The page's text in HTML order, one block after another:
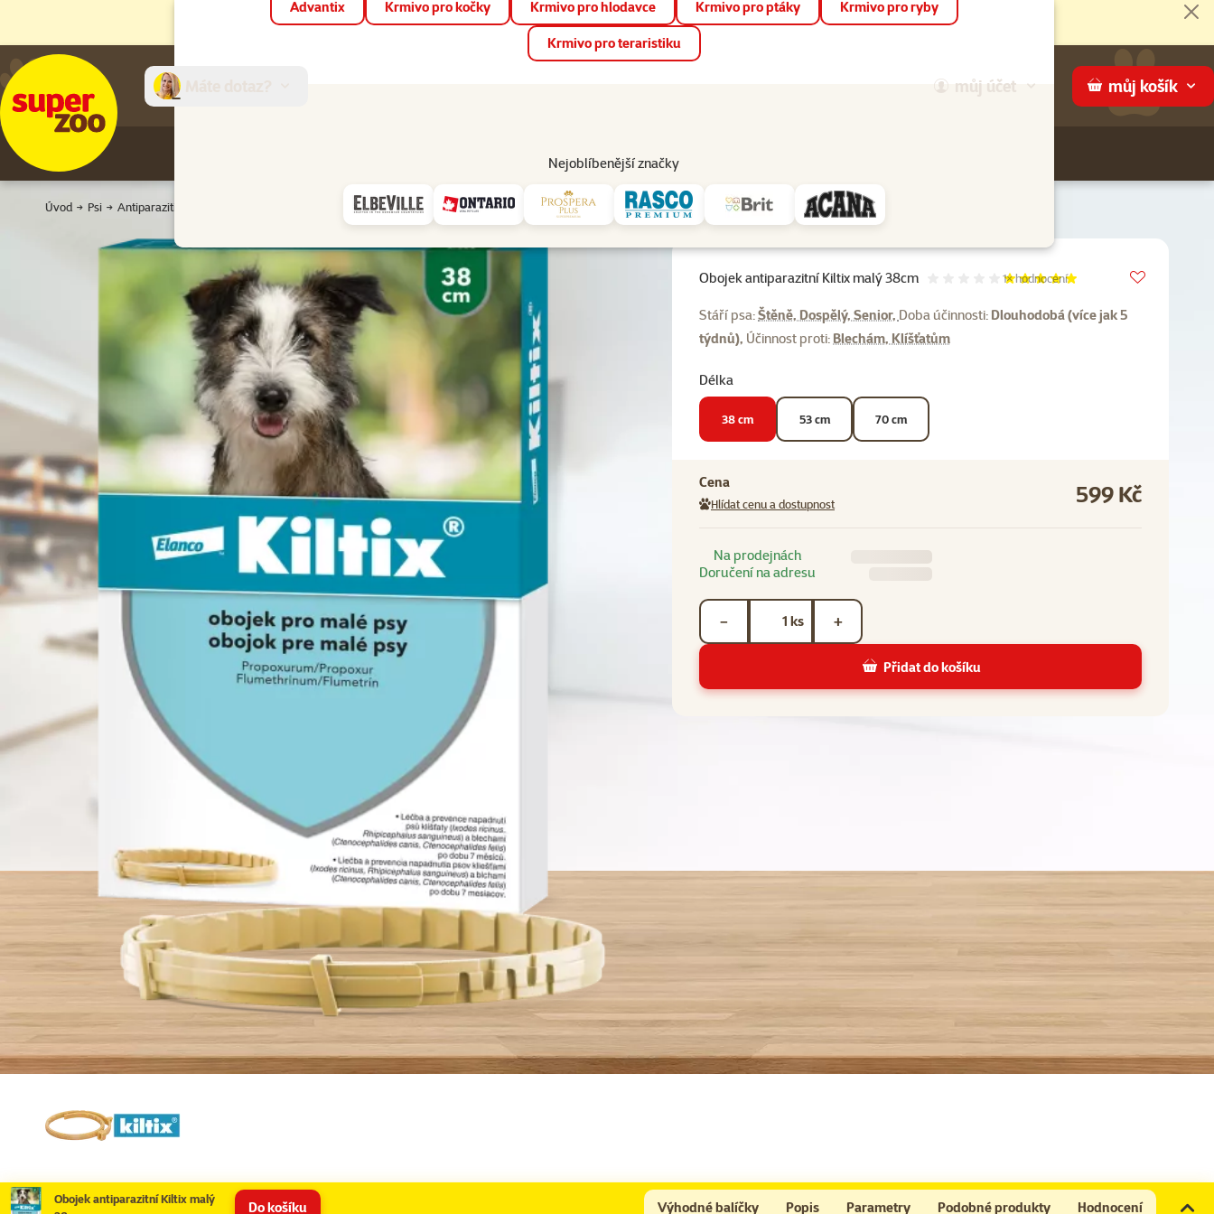
📱 Stáhněte si novou aplikaci Super zoo.Více informací
můj účet můj košík
Advantix Krmivo pro kočky Krmivo pro hlodavce Krmivo pro ptáky Krmivo pro ryby
Krmivo pro teraristiku
Nejoblíbenější značky
Prodejny Služby
Úvod Psi Antiparazitika Obojek antiparazitní Kiltix malý 38cm
Obojek antiparazitní Kiltix malý 38cm Hodnocení 100%, počet hodnocení:
1×hodnocení
Stáří psa:Štěně, Dospělý, Senior, Doba účinnosti: Dlouhodobá (více jak 5
týdnů), Účinnost proti: Blechám, Klíšťatům
Délka
38 cm 53 cm 70 cm
Cena
Hlídat cenu a dostupnost 599 Kč
Na prodejnách
Doručení na adresu
ks
− +
Přidat do košíku
Obojek antiparazitní Kiltix malý
Do košíku Výhodné balíčky Popis Parametry Podobné produkty Hodnocení